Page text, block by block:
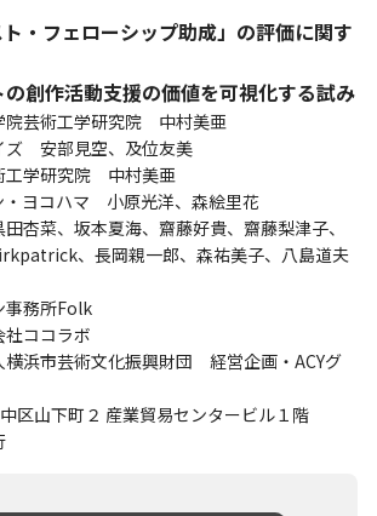
ト・フェローシップ助成」の評価に関す
創作活動支援の価値を可視化する試み
院芸術工学研究院 中村美亜
ズ 安部見空、及位友美
工学研究院 中村美亜
・ヨコハマ 小原光洋、森絵里花
杏菜、坂本夏海、齋藤好貴、齋藤梨津子、
、長岡親一郎、森祐美子、八島道夫
事務所Folk
ココラボ
横浜市芸術文化振興財団 経営企画・ACYグ
区山下町２ 産業貿易センタービル１階